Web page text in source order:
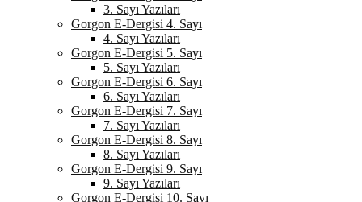
3. Sayı Yazıları
Gorgon E-Dergisi 4. Sayı
4. Sayı Yazıları
Gorgon E-Dergisi 5. Sayı
5. Sayı Yazıları
Gorgon E-Dergisi 6. Sayı
6. Sayı Yazıları
Gorgon E-Dergisi 7. Sayı
7. Sayı Yazıları
Gorgon E-Dergisi 8. Sayı
8. Sayı Yazıları
Gorgon E-Dergisi 9. Sayı
9. Sayı Yazıları
Gorgon E-Dergisi 10. Sayı